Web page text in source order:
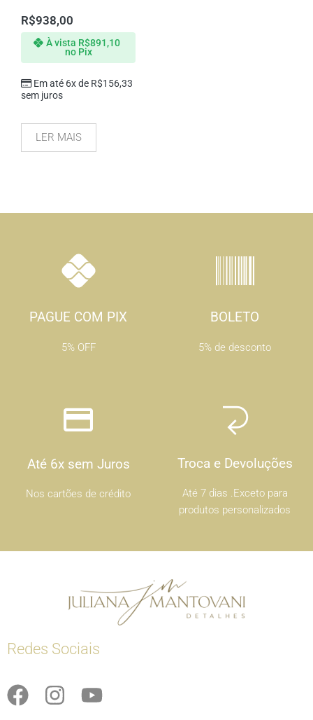
R$938,00
Em até 6x de R$156,33
sem juros
À vista R$891,10
no Pix
LER MAIS
PAGUE COM PIX
5% OFF
BOLETO
5% de desconto
Até 6x sem Juros
Nos cartões de crédito
Troca e Devoluções
Até 7 dias .Exceto para
produtos personalizados
Redes Sociais
F
I
Y